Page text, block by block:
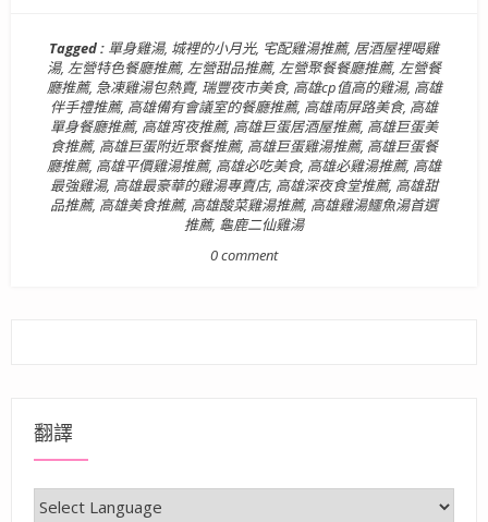
Tagged : 單身雞湯, 城裡的小月光, 宅配雞湯推薦, 居酒屋裡喝雞
湯, 左營特色餐廳推薦, 左營甜品推薦, 左營聚餐餐廳推薦, 左營餐
廳推薦, 急凍雞湯包熱賣, 瑞豐夜市美食, 高雄cp值高的雞湯, 高雄
伴手禮推薦, 高雄備有會議室的餐廳推薦, 高雄南屏路美食, 高雄
單身餐廳推薦, 高雄宵夜推薦, 高雄巨蛋居酒屋推薦, 高雄巨蛋美
食推薦, 高雄巨蛋附近聚餐推薦, 高雄巨蛋雞湯推薦, 高雄巨蛋餐
廳推薦, 高雄平價雞湯推薦, 高雄必吃美食, 高雄必雞湯推薦, 高雄
最強雞湯, 高雄最豪華的雞湯專賣店, 高雄深夜食堂推薦, 高雄甜
品推薦, 高雄美食推薦, 高雄酸菜雞湯推薦, 高雄雞湯鱷魚湯首選
推薦, 龜鹿二仙雞湯
0 comment
翻譯